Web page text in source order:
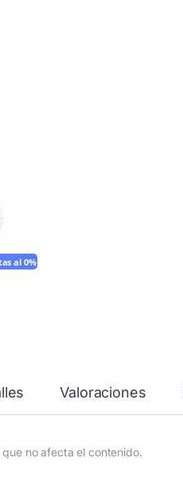
al 0%
Valoraciones
no afecta el contenido.